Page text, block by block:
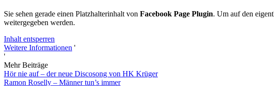
Sie sehen gerade einen Platzhalterinhalt von Facebook Page Plugin. Um auf den
weitergegeben werden.
Inhalt entsperren
Weitere Informationen '
'
Mehr Beiträge
Hör nie auf – der neue Discosong von HK Krüger
Ramon Roselly – Männer tun’s immer